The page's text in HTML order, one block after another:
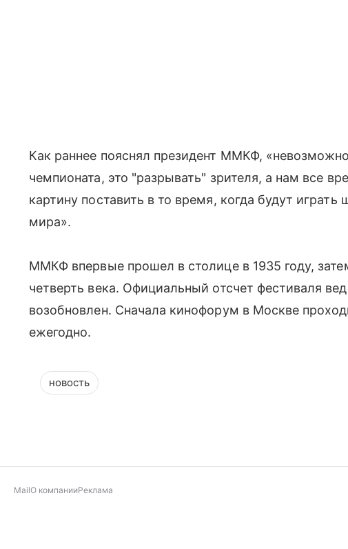
Как раннее пояснял президент ММКФ,
чемпионата, это "разрывать" зрителя, а нам все
картину поставить в то время, когда будут
мира».
ММКФ впервые прошел в столице в 1935 году,
четверть века. Официальный отсчет фестиваля
возобновлен. Сначала кинофорум в Москве
ежегодно.
новость
MailО компанииРеклама